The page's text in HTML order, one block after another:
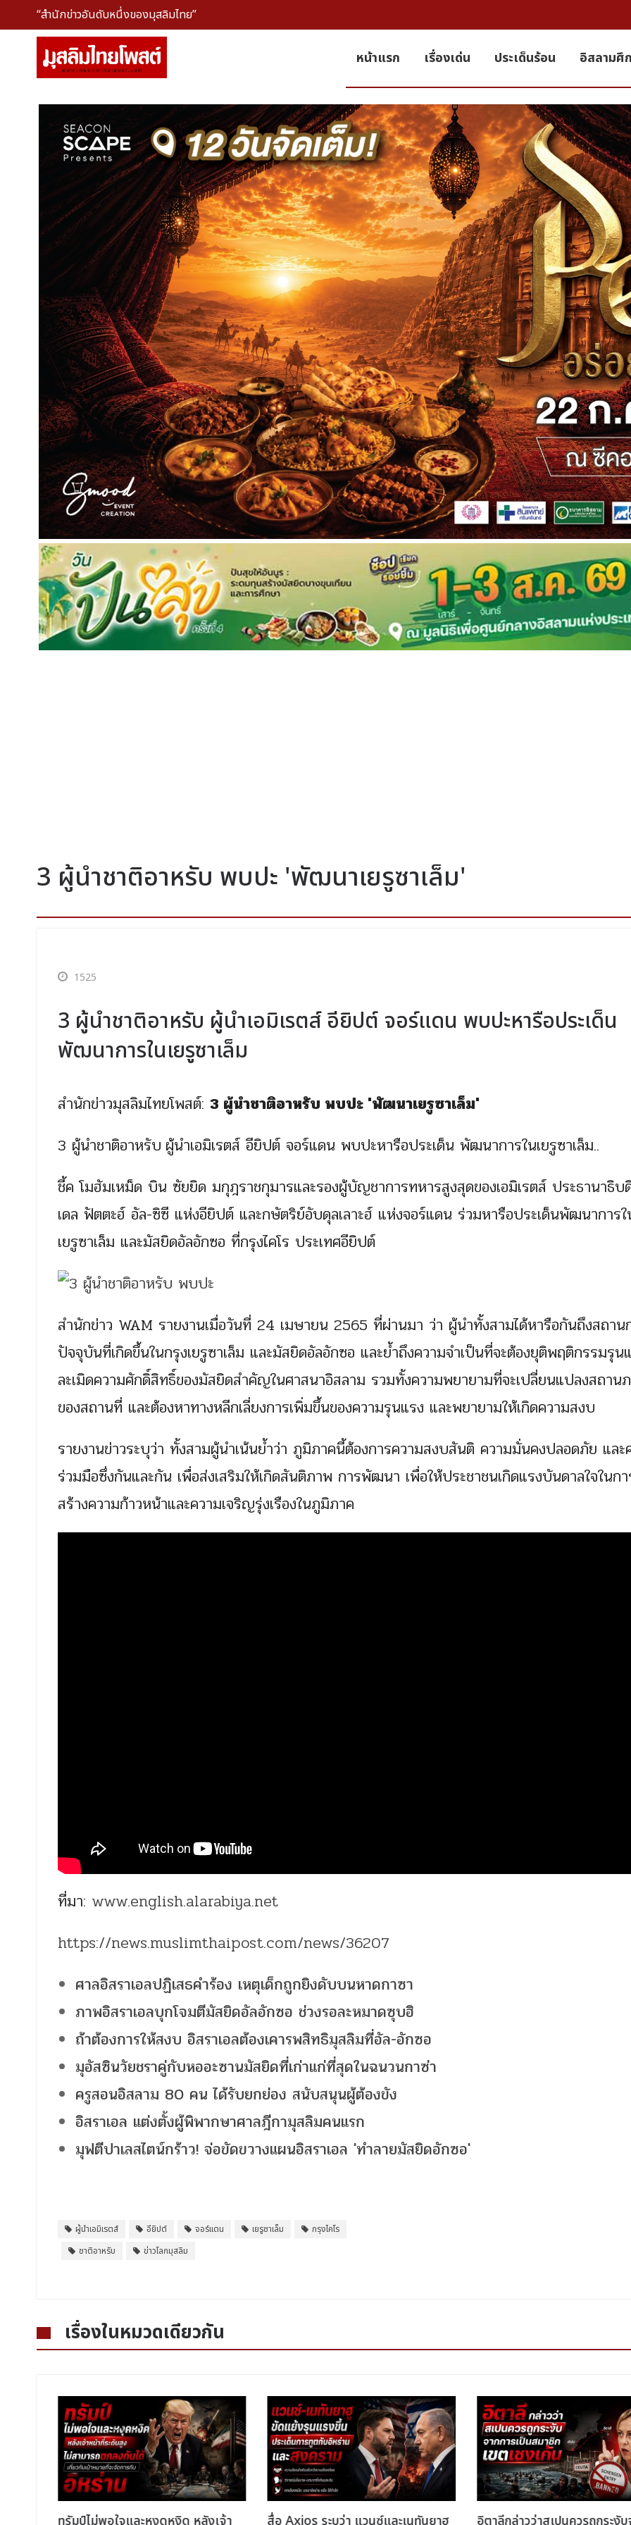
“สำนักข่าวอันดับหนึ่งของมุสลิมไทย”
หน้าแรก เรื่องเด่น ประเด็นร้อน อิสลามศึ
3 ผู้นำชาติอาหรับ พบปะ 'พัฒนาเยรูซาเล็ม'
1525
3 ผู้นำชาติอาหรับ ผู้นำเอมิเรตส์ อียิปต์ จอร์แดน พบปะหารือประเด็น
พัฒนาการในเยรูซาเล็ม
สำนักข่าวมุสลิมไทยโพสต์: 3 ผู้นำชาติอาหรับ พบปะ 'พัฒนาเยรูซาเล็ม'
3 ผู้นำชาติอาหรับ ผู้นำเอมิเรตส์ อียิปต์ จอร์แดน พบปะหารือประเด็น พัฒนาการในเยรูซาเล็ม..
ชี้ค โมฮัมเหม็ด บิน ซัยยิด มกุฎราชกุมารและรองผู้บัญชาการทหารสูงสุดของเอมิเรตส์ ประธานาธิบ
เดล ฟัตตะฮ์ อัล-ซิซี แห่งอียิปต์ และกษัตริย์อับดุลเลาะฮ์ แห่งจอร์แดน ร่วมหารือประเด็นพัฒนาการ
เยรูซาเล็ม และมัสยิดอัลอักซอ ที่กรุงไคโร ประเทศอียิปต์
สำนักข่าว WAM รายงานเมื่อวันที่ 24 เมษายน 2565 ที่ผ่านมา ว่า ผู้นำทั้งสามได้หารือกันถึงสถา
ปัจจุบันที่เกิดขึ้นในกรุงเยรูซาเล็ม และมัสยิดอัลอักซอ และย้ำถึงความจำเป็นที่จะต้องยุติพฤติกรรมรุน
ละเมิดความศักดิ์สิทธิ์ของมัสยิดสำคัญในศาสนาอิสลาม รวมทั้งความพยายามที่จะเปลี่ยนแปลงสถาน
ของสถานที่ และต้องหาทางหลีกเลี่ยงการเพิ่มขึ้นของความรุนแรง และพยายามให้เกิดความสงบ
รายงานข่าวระบุว่า ทั้งสามผู้นำเน้นย้ำว่า ภูมิภาคนี้ต้องการความสงบสันติ ความมั่นคงปลอดภัย และ
ร่วมมือซึ่งกันและกัน เพื่อส่งเสริมให้เกิดสันติภาพ การพัฒนา เพื่อให้ประชาชนเกิดแรงบันดาลใจในก
สร้างความก้าวหน้าและความเจริญรุ่งเรืองในภูมิภาค
ที่มา: www.english.alarabiya.net
https://news.muslimthaipost.com/news/36207
ศาลอิสราเอลปฏิเสธคำร้อง เหตุเด็กถูกยิงดับบนหาดกาซา
ภาพอิสราเอลบุกโจมตีมัสยิดอัลอักซอ ช่วงรอละหมาดซุบฮิ
ถ้าต้องการให้สงบ อิสราเอลต้องเคารพสิทธิมุสลิมที่อัล-อักซอ
มุอัสซินวัยชราคู่กับหออะซานมัสยิดที่เก่าแก่ที่สุดในฉนวนกาซ่า
ครูสอนอิสลาม 80 คน ได้รับยกย่อง สนับสนุนผู้ต้องขัง
อิสราเอล แต่งตั้งผู้พิพากษาศาลฎีกามุสลิมคนแรก
มุฟตีปาเลสไตน์กร้าว! จ่อขัดขวางแผนอิสราเอล 'ทำลายมัสยิดอักซอ'
ผู้นำเอมิเรตส์ อียิปต์ จอร์แดน เยรูซาเล็ม
กรุงไคโร
ชาติอาหรับ
ข่าวโลกมุสลิม
เรื่องในหมวดเดียวกัน